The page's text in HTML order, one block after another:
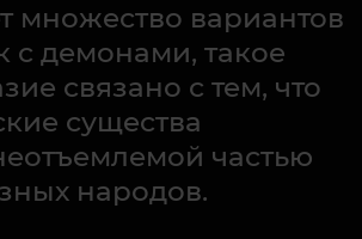
множество вариантов
с демонами, такое
связано с тем, что
существа
частью
народов.